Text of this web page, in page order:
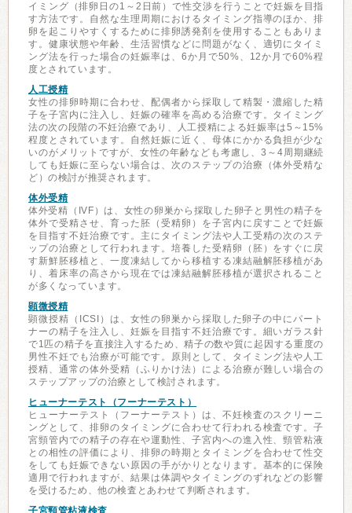
イミング（排卵日の1～2日前）で性交渉を行うことで妊娠を目指
す方法です。自然な生理周期におけるタイミング指導のほか、排
卵を起こりやすくするために排卵誘発剤を使用することもありま
す。健康状態や年齢、生活習慣などに問題がなく、適切にタイミ
ング法を行った場合の妊娠率は、6か月で50%、12か月で60%程
度とされています。
人工授精
女性の排卵時期に合わせ、配偶者から採取して精製・濃縮した精
子を子宮内に注入し、妊娠の確率を高める治療です。タイミング
法の次の段階の不妊治療であり、人工授精による妊娠率は5～15%
程度とされています。自然妊娠に近く、母体にかかる負担が少な
いのがメリットですが、女性の年齢なども考慮し、3～4周期継続
しても妊娠に至らない場合は、次のステップの治療（体外受精な
ど）の検討が推奨されます。
体外受精
体外受精（IVF）は、女性の卵巣から採取した卵子と男性の精子を
体外で受精させ、育った胚（受精卵）を子宮内に戻すことで妊娠
を目指す不妊治療です。主にタイミング法や人工受精の次のステ
ップの治療として行われます。培養した受精卵（胚）をすぐに戻
す新鮮胚移植と、一度凍結してから移植する凍結融解胚移植があ
り、着床率の高さから現在では凍結融解胚移植が選択されること
が多くなっています。
顕微授精
顕微授精（ICSI）は、女性の卵巣から採取した卵子の中にパート
ナーの精子を注入し、妊娠を目指す不妊治療です。細いガラス針
で1匹の精子を直接注入するため、精子の数や質に起因する重度の
男性不妊でも治療が可能です。原則として、タイミング法や人工
授精、通常の体外受精（ふりかけ法）による治療が難しい場合の
ステップアップの治療として検討されます。
ヒューナーテスト（フーナーテスト）
ヒューナーテスト（フーナーテスト）は、不妊検査のスクリーニ
ングとして、排卵のタイミングに合わせて行われる検査です。子
宮頸管内での精子の存在や運動性、子宮内への進入性、頸管粘液
との相性の評価により、排卵の時期とタイミングを合わせて性交
をしても妊娠できない原因の手がかりとなります。基本的に保険
適用で行われますが、結果は体調やタイミングのずれなどの影響
を受けるため、他の検査とあわせて判断されます。
子宮頸管粘液検査